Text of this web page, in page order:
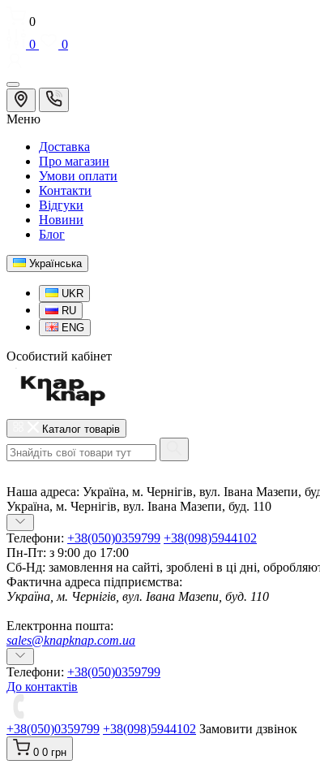
0
0
0
Меню
Доставка
Про магазин
Умови оплати
Контакти
Відгуки
Новини
Блог
Українська
UKR
RU
ENG
Особистий кабінет
Каталог товарів
Наша адреса: Україна, м. Чернігів, вул. Івана Мазепи,
Україна, м. Чернігів, вул. Івана Мазепи, буд. 110
Телефони: +38(050)0359799 +38(098)5944102
Пн-Пт: з 9:00 до 17:00
Сб-Нд: замовлення на сайті, зроблені в ці дні,
Фактична адреса підприємства:
Україна, м. Чернігів, вул. Івана Мазепи, буд. 110
Електронна пошта:
sales@knapknap.com.ua
Телефони: +38(050)0359799
До контактів
+38(050)0359799 +38(098)5944102 Замовити дзвінок
0 0 грн